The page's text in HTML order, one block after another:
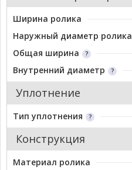
Ширина ролика
Наружный диаметр ролика
Общая ширина
Внутренний диаметр
Уплотнение
Тип уплотнения
Конструкция
Материал ролика